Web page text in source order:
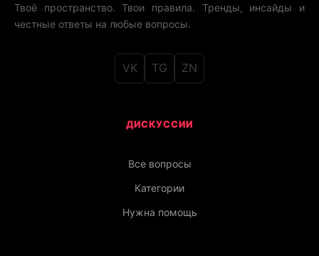
Твоё пространство. Твои правила. Тренды, инсайды и
честные ответы на любые вопросы.
VK TG ZN
ДИСКУССИИ
Все вопросы
Категории
Нужна помощь